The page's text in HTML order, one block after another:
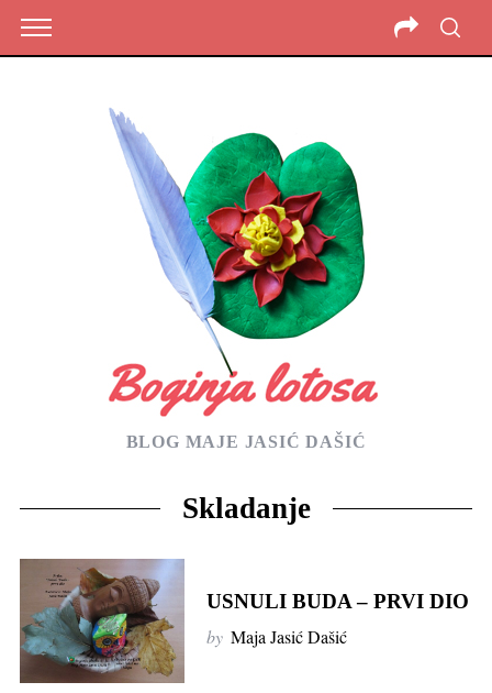
BLOG MAJE JASIĆ DAŠIĆ
Skladanje
USNULI BUDA – PRVI DIO
by Maja Jasić Dašić